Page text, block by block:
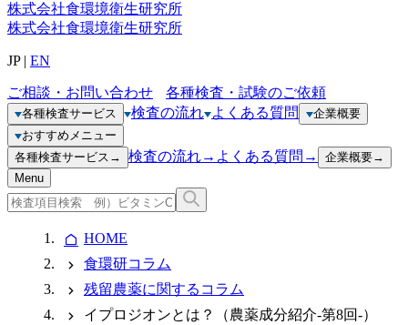
株式会社食環境衛生研究所
株式会社食環境衛生研究所
JP| EN
ご相談・お問い合わせ 各種検査・試験のご依頼
各種検査サービス 検査の流れ よくある質問
企業概要
おすすめメニュー
各種検査サービス → 検査の流れ→ よくある質問 → 企業概要→
Menu
HOME
食環研コラム
残留農薬に関するコラム
イプロジオンとは？（農薬成分紹介-第8回-）